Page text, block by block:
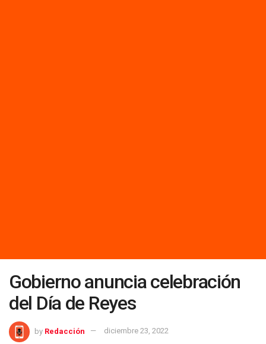
Gobierno anuncia celebración
del Día de Reyes
by Redacción diciembre 23, 2022